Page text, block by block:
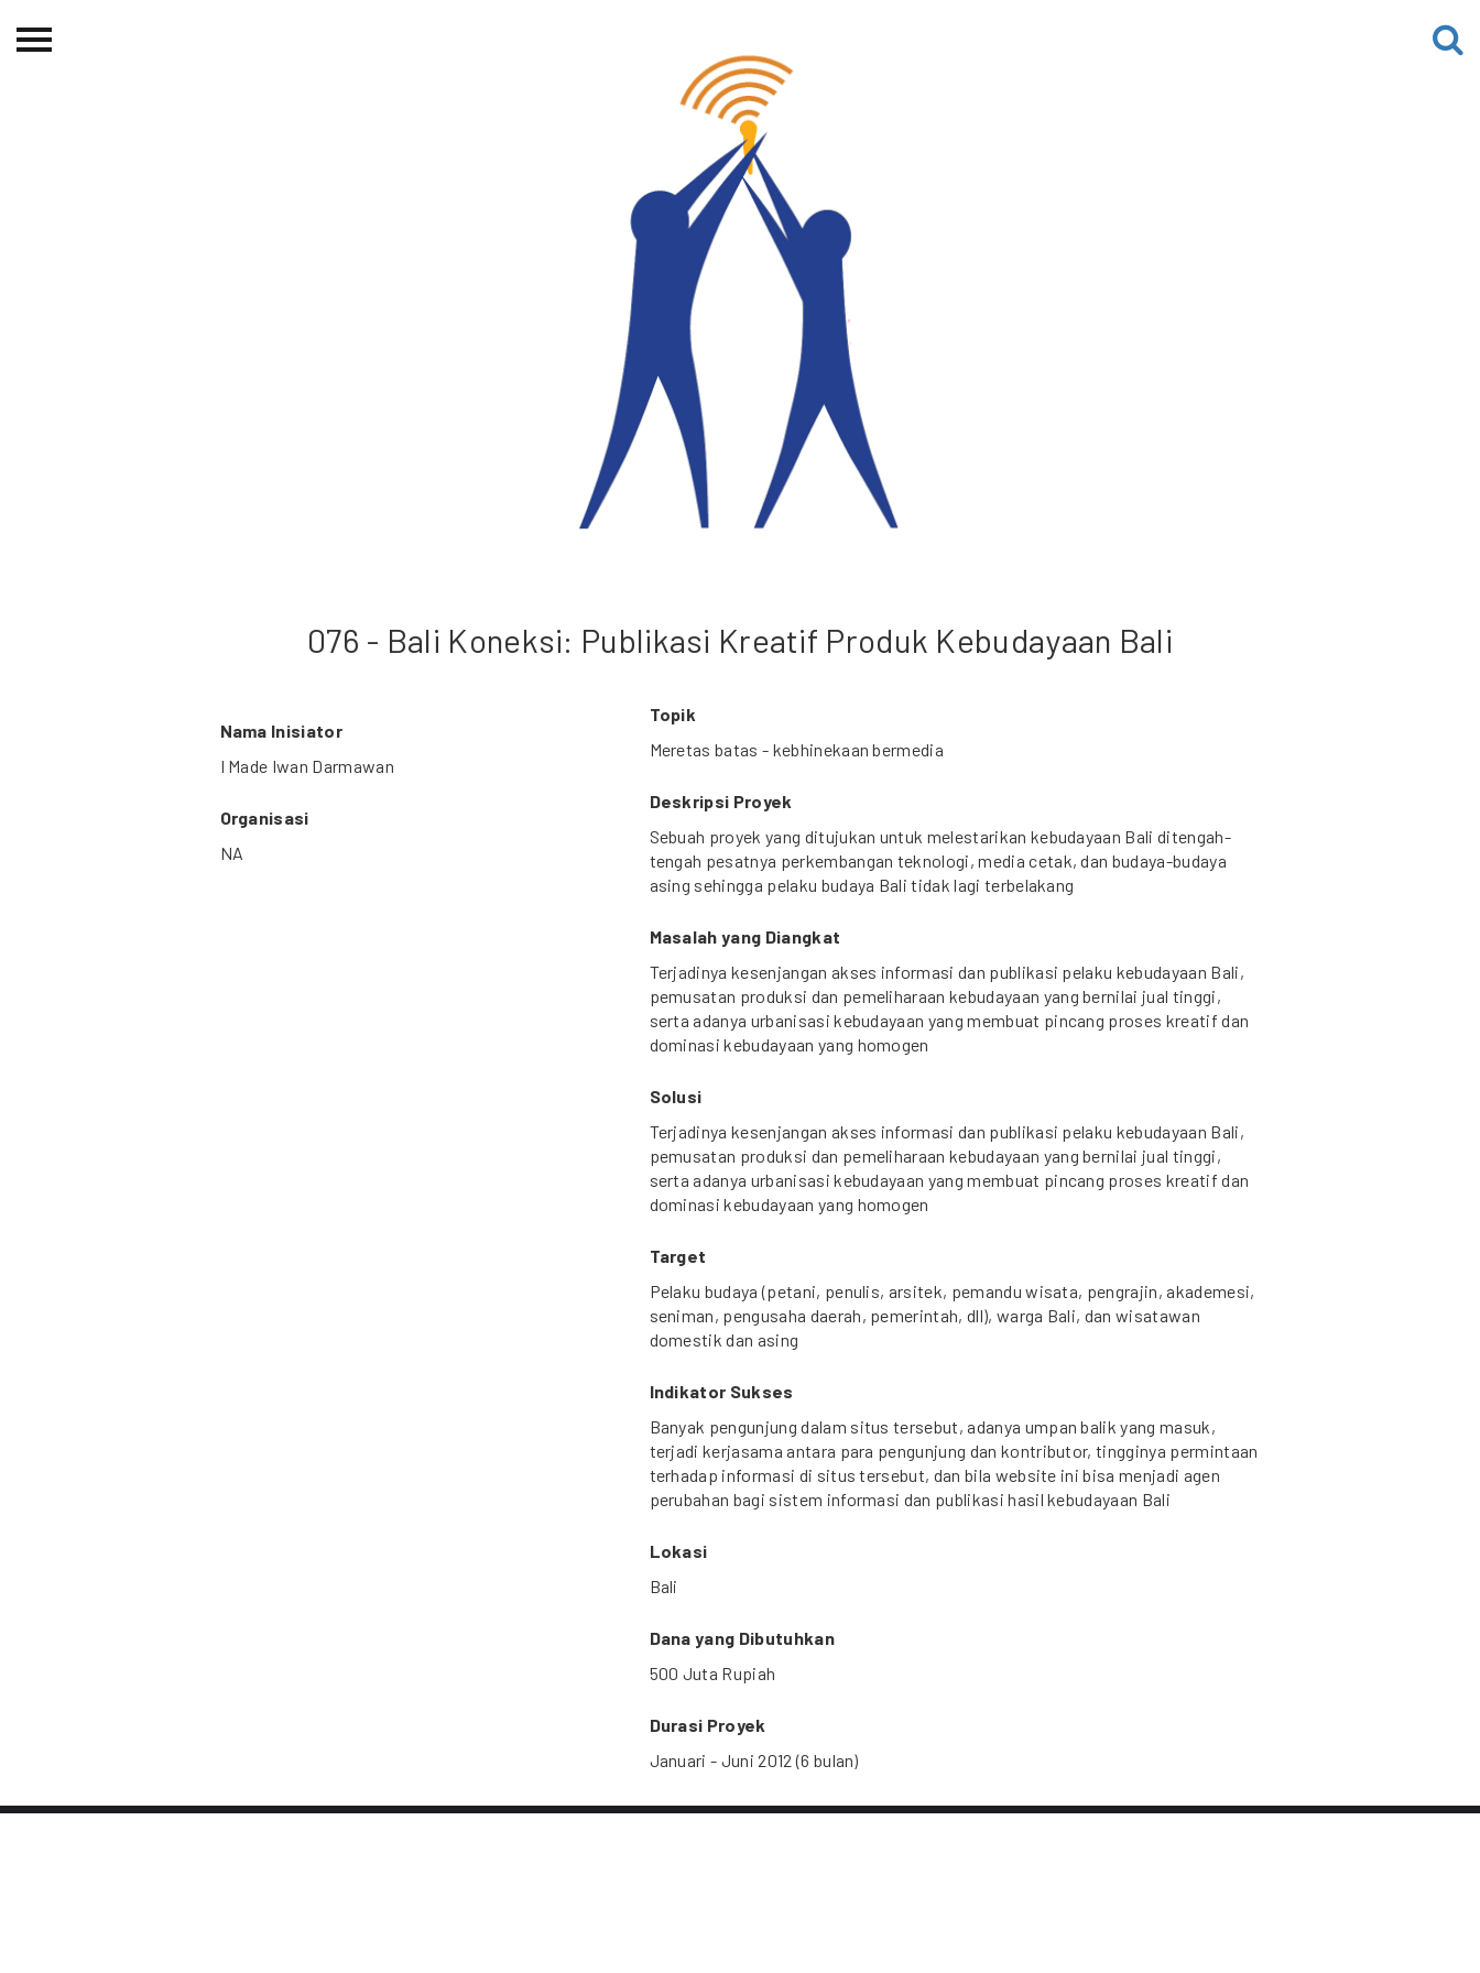
Beranda
076 - Bali Koneksi: Publikasi Kreatif Produk Kebudayaan Bali
Nama Inisiator
I Made Iwan Darmawan
Organisasi
NA
Topik
Meretas batas - kebhinekaan bermedia
Deskripsi Proyek
Sebuah proyek yang ditujukan untuk melestarikan kebudayaan Bali ditengah-
tengah pesatnya perkembangan teknologi, media cetak, dan budaya-budaya
asing sehingga pelaku budaya Bali tidak lagi terbelakang
Masalah yang Diangkat
Terjadinya kesenjangan akses informasi dan publikasi pelaku kebudayaan Bali,
pemusatan produksi dan pemeliharaan kebudayaan yang bernilai jual tinggi,
serta adanya urbanisasi kebudayaan yang membuat pincang proses kreatif dan
dominasi kebudayaan yang homogen
Solusi
Terjadinya kesenjangan akses informasi dan publikasi pelaku kebudayaan Bali,
pemusatan produksi dan pemeliharaan kebudayaan yang bernilai jual tinggi,
serta adanya urbanisasi kebudayaan yang membuat pincang proses kreatif dan
dominasi kebudayaan yang homogen
Target
Pelaku budaya (petani, penulis, arsitek, pemandu wisata, pengrajin, akademesi,
seniman, pengusaha daerah, pemerintah, dll), warga Bali, dan wisatawan
domestik dan asing
Indikator Sukses
Banyak pengunjung dalam situs tersebut, adanya umpan balik yang masuk,
terjadi kerjasama antara para pengunjung dan kontributor, tingginya permintaan
terhadap informasi di situs tersebut, dan bila website ini bisa menjadi agen
perubahan bagi sistem informasi dan publikasi hasil kebudayaan Bali
Lokasi
Bali
Dana yang Dibutuhkan
500 Juta Rupiah
Durasi Proyek
Januari - Juni 2012 (6 bulan)